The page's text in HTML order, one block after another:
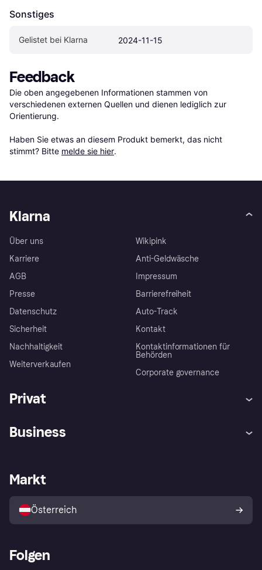
Sonstiges
Gelistet bei Klarna 2024-11-15
Feedback
Die oben angegebenen Informationen stammen von
verschiedenen externen Quellen und dienen lediglich zur
Orientierung.
Haben Sie etwas an diesem Produkt bemerkt, das nicht
stimmt? Bitte melde sie hier.
Klarna
Über uns
Karriere
AGB
Presse
Datenschutz
Sicherheit
Nachhaltigkeit
Weiterverkaufen
Wikipink
Anti-Geldwäsche
Impressum
Barrierefreiheit
Auto-Track
Kontakt
Kontaktinformationen für
Behörden
Corporate governance
Privat
Shops entdecken
Business
Händlerportal
Markt
Österreich
Folgen